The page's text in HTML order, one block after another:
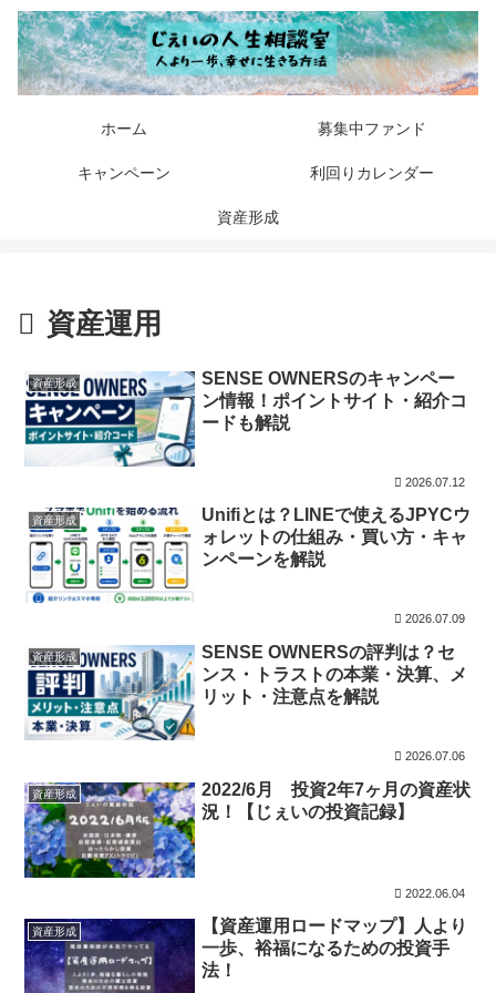
ホーム 募集中ファンド
キャンペーン 利回りカレンダー
資産形成
資産運用
資産形成
SENSE OWNERSのキャンペー
ン情報！ポイントサイト・紹介コ
ードも解説
2026.07.12
資産形成
Unifiとは？LINEで使えるJPYCウ
ォレットの仕組み・買い方・キャ
ンペーンを解説
2026.07.09
資産形成
SENSE OWNERSの評判は？セ
ンス・トラストの本業・決算、メ
リット・注意点を解説
2026.07.06
資産形成
2022/6月 投資2年7ヶ月の資産状
況！【じぇいの投資記録】
2022.06.04
資産形成
【資産運用ロードマップ】人より
一歩、裕福になるための投資手
法！